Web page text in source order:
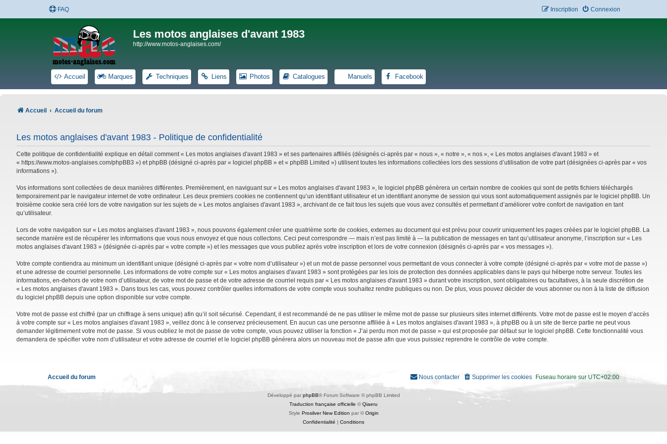
FAQ Connexion
Inscription
Les motos anglaises d'avant 1983
http://www.motos-anglaises.com/
Accueil Marques Techniques Liens Photos Catalogues Manuels Facebook
Accueil Accueil du forum
Les motos anglaises d'avant 1983 - Politique de confidentialité
Cette politique de confidentialité explique en détail comment « Les motos anglaises d'avant 1983 » et ses partenaires affiliés (désignés ci-après par « nous », « notre », « nos », « Les motos anglaises d'avant 1983 » et
« https://www.motos-anglaises.com/phpBB3 ») et phpBB (désigné ci-après par « logiciel phpBB » et « phpBB Limited ») utilisent toutes les informations collectées lors des sessions d’utilisation de votre part (désignées ci-après par « vos
informations »).
Vos informations sont collectées de deux manières différentes. Premièrement, en naviguant sur « Les motos anglaises d'avant 1983 », le logiciel phpBB génèrera un certain nombre de cookies qui sont de petits fichiers téléchargés
temporairement par le navigateur internet de votre ordinateur. Les deux premiers cookies ne contiennent qu’un identifiant utilisateur et un identifiant anonyme de session qui vous sont automatiquement assignés par le logiciel phpBB. Un
troisième cookie sera créé lors de votre navigation sur les sujets de « Les motos anglaises d'avant 1983 », archivant de ce fait tous les sujets que vous avez consultés et permettant d’améliorer votre confort de navigation en tant
qu’utilisateur.
Lors de votre navigation sur « Les motos anglaises d'avant 1983 », nous pouvons également créer une quatrième sorte de cookies, externes au document qui est prévu pour couvrir uniquement les pages créées par le logiciel phpBB. La
seconde manière est de récupérer les informations que vous nous envoyez et que nous collectons. Ceci peut correspondre — mais n’est pas limité à — la publication de messages en tant qu’utilisateur anonyme, l’inscription sur « Les
motos anglaises d'avant 1983 » (désignée ci-après par « votre compte ») et les messages que vous publiez après votre inscription et lors de votre connexion (désignés ci-après par « vos messages »).
Votre compte contiendra au minimum un identifiant unique (désigné ci-après par « votre nom d’utilisateur ») et un mot de passe personnel vous permettant de vous connecter à votre compte (désigné ci-après par « votre mot de passe »)
et une adresse de courriel personnelle. Les informations de votre compte sur « Les motos anglaises d'avant 1983 » sont protégées par les lois de protection des données applicables dans le pays qui héberge notre serveur. Toutes les
informations, en-dehors de votre nom d’utilisateur, de votre mot de passe et de votre adresse de courriel requis par « Les motos anglaises d'avant 1983 » durant votre inscription, sont obligatoires ou facultatives, à la seule discrétion de
« Les motos anglaises d'avant 1983 ». Dans tous les cas, vous pouvez contrôler quelles informations de votre compte vous souhaitez rendre publiques ou non. De plus, vous pouvez décider de vous abonner ou non à la liste de diffusion
du logiciel phpBB depuis une option disponible sur votre compte.
Votre mot de passe est chiffré (par un chiffrage à sens unique) afin qu’il soit sécurisé. Cependant, il est recommandé de ne pas utiliser le même mot de passe sur plusieurs sites internet différents. Votre mot de passe est le moyen d’accès
à votre compte sur « Les motos anglaises d'avant 1983 », veillez donc à le conservez précieusement. En aucun cas une personne affiliée à « Les motos anglaises d'avant 1983 », à phpBB ou à un site de tierce partie ne peut vous
demander légitimement votre mot de passe. Si vous oubliez le mot de passe de votre compte, vous pouvez utiliser la fonction « J’ai perdu mon mot de passe » qui est proposée par défaut sur le logiciel phpBB. Cette fonctionnalité vous
demandera de spécifier votre nom d’utilisateur et votre adresse de courriel et le logiciel phpBB générera alors un nouveau mot de passe afin que vous puissiez reprendre le contrôle de votre compte.
Accueil du forum Fuseau horaire sur UTC+02:00
Supprimer les cookies
Nous contacter
Développé par phpBB® Forum Software © phpBB Limited
Traduction française officielle ©Qiaeru
Style Prosilver New Edition par ©Origin
Confidentialité
Conditions